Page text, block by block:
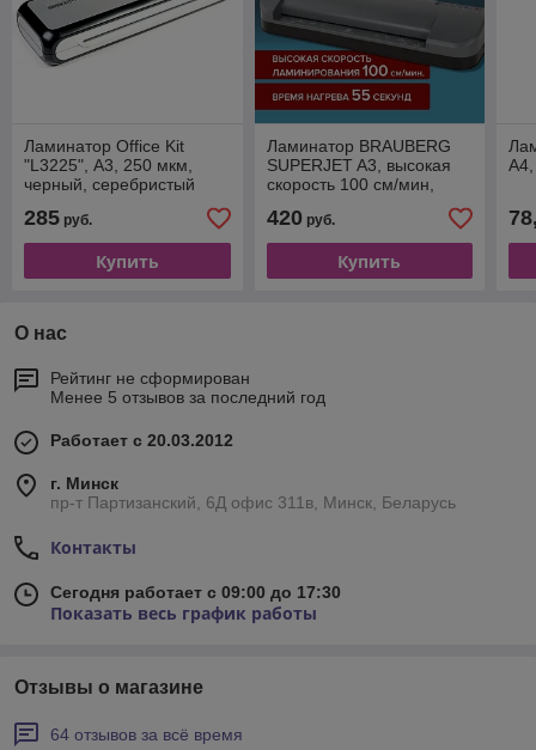
Ламинатор Office Kit
"L3225", А3, 250 мкм,
черный, серебристый
285 руб.
Купить
Ламинатор BRAUBERG
SUPERJET A3, высокая
скорость 100 см/мин,
толщина пленки 75-250
мкм
420руб.
Купить
О нас
Рейтинг не сформирован
Менее 5 отзывов за последний год
Работает с 20.03.2012
г. Минск
пр-т Партизанский, 6Д офис 311в, Минск, Беларусь
Контакты
Сегодня работает с 09:00 до 17:30
Показать весь график работы
Отзывы о магазине
64 отзывов за всё время